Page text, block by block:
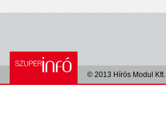
© 2013 Hírös Modul Kft.